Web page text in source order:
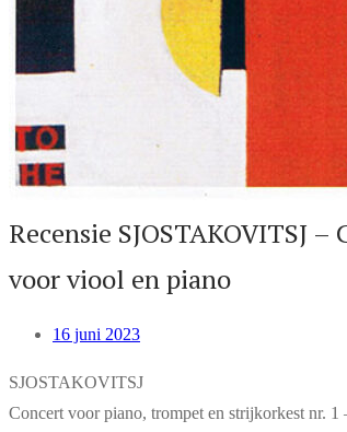
Recensie SJOSTAKOVITSJ
voor viool en piano
16 juni 2023
SJOSTAKOVITSJ
Concert voor piano, trompet en strijkorkest nr.